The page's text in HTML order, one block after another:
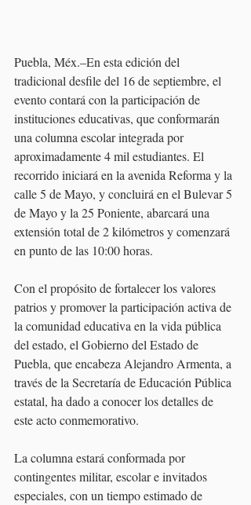
Puebla, Méx.–En esta edición del
tradicional desfile del 16 de septiembre, el
evento contará con la participación de
instituciones educativas, que conformarán
una columna escolar integrada por
aproximadamente 4 mil estudiantes. El
recorrido iniciará en la avenida Reforma y la
calle 5 de Mayo, y concluirá en el Bulevar 5
de Mayo y la 25 Poniente, abarcará una
extensión total de 2 kilómetros y comenzará
en punto de las 10:00 horas.
Con el propósito de fortalecer los valores
patrios y promover la participación activa de
la comunidad educativa en la vida pública
del estado, el Gobierno del Estado de
Puebla, que encabeza Alejandro Armenta, a
través de la Secretaría de Educación Pública
estatal, ha dado a conocer los detalles de
este acto conmemorativo.
La columna estará conformada por
contingentes militar, escolar e invitados
especiales, con un tiempo estimado de